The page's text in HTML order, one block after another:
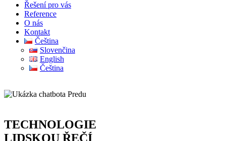
Řešení pro vás
Reference
O nás
Kontakt
Čeština
Slovenčina
English
Čeština
TECHNOLOGIE
LIDSKOU ŘEČÍ